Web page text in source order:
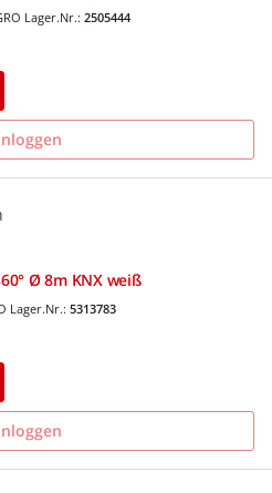
Lager.Nr.: 2505444
Ø 8m KNX weiß
Lager.Nr.: 5313783